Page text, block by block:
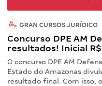
GRAN CURSOS JURÍDICO
Concurso DPE AM
resultados! Inicial
O concurso DPE AM
Estado do Amazonas
resultado final. Com isso,